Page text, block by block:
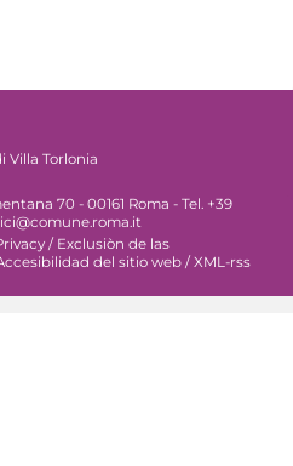
Villa Torlonia
70 - 00161 Roma - Tel. +39
/ Exclusiòn de las
del sitio web /XML-rss